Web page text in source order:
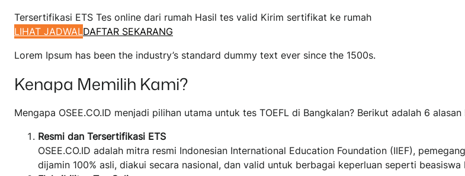
Tersertifikasi ETS Tes online dari rumah Hasil tes valid Kirim sertifikat ke rumah
LIHAT JADWALDAFTAR SEKARANG
Lorem Ipsum has been the industry’s standard dummy text ever since the 1500s.
Kenapa Memilih Kami?
Mengapa OSEE.CO.ID menjadi pilihan utama untuk tes TOEFL di Bangkalan? Berikut adalah 6
Resmi dan Tersertifikasi ETS
OSEE.CO.ID adalah mitra resmi Indonesian International Education Foundation (IIEF),
dijamin 100% asli, diakui secara nasional, dan valid untuk berbagai keperluan seperti beasiswa